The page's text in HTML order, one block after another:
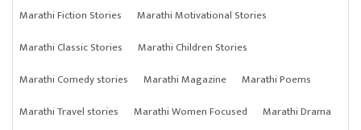
Marathi Fiction Stories
Marathi Motivational Stories
Marathi Classic Stories
Marathi Children Stories
Marathi Comedy stories
Marathi Magazine
Marathi Poems
Marathi Travel stories
Marathi Women Focused Marathi Drama